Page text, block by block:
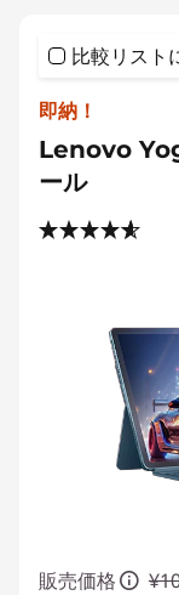
比較リスト
即納！
Lenovo
ール
販売価格